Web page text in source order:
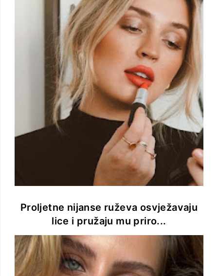
Proljetne nijanse ruževa osvježavaju
lice i pružaju mu priro...